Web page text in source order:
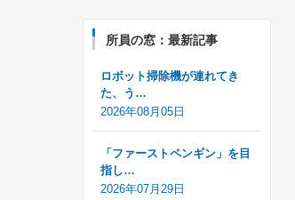
所員の窓：最新記事
ロボット掃除機が連れてき
た、う…
2026年08月05日
「ファーストペンギン」を目
指し…
2026年07月29日